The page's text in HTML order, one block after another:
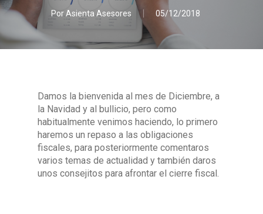
Por Asienta Asesores 05/12/2018
Damos la bienvenida al mes de Diciembre, a
la Navidad y al bullicio, pero como
habitualmente venimos haciendo, lo primero
haremos un repaso a las obligaciones
fiscales, para posteriormente comentaros
varios temas de actualidad y también daros
unos consejitos para afrontar el cierre fiscal.